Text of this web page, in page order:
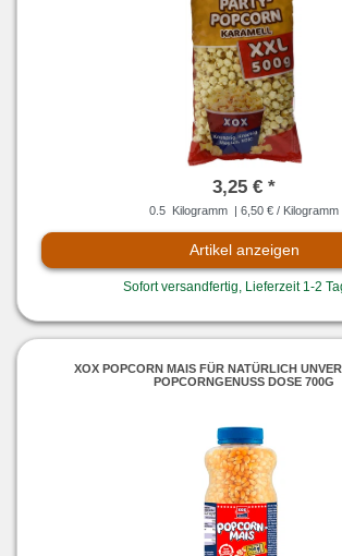
3,25 € *
0.5 Kilogramm | 6,50 € / Kilogramm
Artikel anzeigen
Sofort versandfertig, Lieferzeit 1-2
XOX POPCORN MAIS FÜR NATÜRLICH
POPCORNGENUSS DOSE 700G